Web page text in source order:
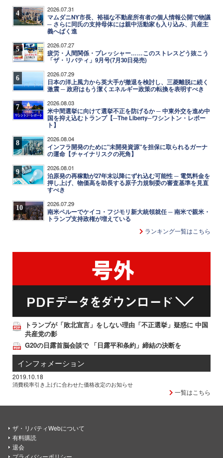
4 2026.07.31
マムダニNY市長、裕福な不動産所有者の個人情報公開で物議
─ さらに同氏の支持母体には親中活動家も入り込み、共産主
義へばく進
5 2026.07.27
疲労・人間関係・プレッシャー……このストレスどう抜こう
「ザ・リバティ」9月号(7月30日発売)
6 2026.07.29
日本の洋上風力から英大手が撤退を検討し、三菱離脱に続く
激震 ─ 政府はもう潔くエネルギー政策の転換を表明すべき
7 2026.08.03
米中間選挙に向けて選挙不正を防げるか ─ 中東外交を進め中
国を抑え込むトランプ【─The Liberty─ワシントン・レポー
ト】
8 2026.08.04
インフラ開発のために"未開発資源"を担保に取られるガーナ
の運命【チャイナリスクの死角】
9 2026.08.01
泊原発の再稼動が27年末以降にずれ込む可能性 ─ 電気料金を
押し上げ、物価高を助長する原子力規制委の審査基準を見直
すべき
10 2026.07.29
南米ペルーでケイコ・フジモリ新大統領就任 ─ 南米で親米・
トランプ支持政権が増えている
ランキング一覧はこちら
トランプが「敗北宣言」をしない理由「不正選挙」疑惑に 中国
共産党の影
G20の日露首脳会談で 「日露平和条約」締結の決断を
インフォメーション
2019.10.18
消費税率引き上げに合わせた価格改定のお知らせ
一覧はこちら
ザ・リバティWebについて
有料購読
退会
プライバシーポリシー